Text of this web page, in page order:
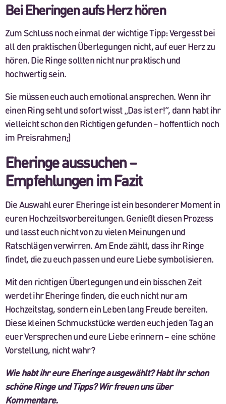
Bei Eheringen aufs Herz hören
Zum Schluss noch einmal der wichtige Tipp: Vergesst bei
all den praktischen Überlegungen nicht, auf euer Herz zu
hören. Die Ringe sollten nicht nur praktisch und
hochwertig sein.
Sie müssen euch auch emotional ansprechen. Wenn ihr
einen Ring seht und sofort wisst „Das ist er!“, dann habt ihr
vielleicht schon den Richtigen gefunden – hoffentlich noch
im Preisrahmen;)
Eheringe aussuchen –
Empfehlungen im Fazit
Die Auswahl eurer Eheringe ist ein besonderer Moment in
euren Hochzeitsvorbereitungen. Genießt diesen Prozess
und lasst euch nicht von zu vielen Meinungen und
Ratschlägen verwirren. Am Ende zählt, dass ihr Ringe
findet, die zu euch passen und eure Liebe symbolisieren.
Mit den richtigen Überlegungen und ein bisschen Zeit
werdet ihr Eheringe finden, die euch nicht nur am
Hochzeitstag, sondern ein Leben lang Freude bereiten.
Diese kleinen Schmuckstücke werden euch jeden Tag an
euer Versprechen und eure Liebe erinnern – eine schöne
Vorstellung, nicht wahr?
Wie habt ihr eure Eheringe ausgewählt? Habt ihr schon
schöne Ringe und Tipps? Wir freuen uns über
Kommentare.